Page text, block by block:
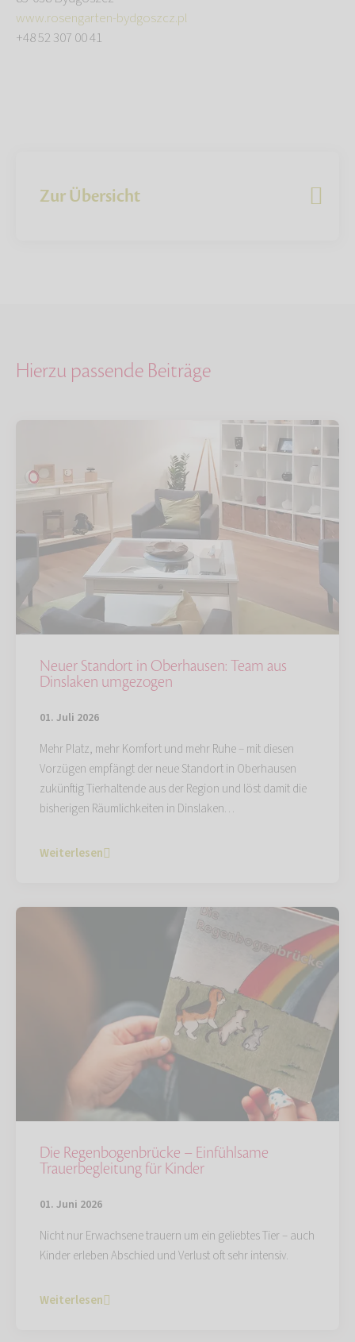
www.rosengarten-bydgoszcz.pl
+48 52 307 00 41
Zur Übersicht
Hierzu passende Beiträge
Neuer Standort in Oberhausen: Team aus
Dinslaken umgezogen
01. Juli 2026
Mehr Platz, mehr Komfort und mehr Ruhe – mit diesen
Vorzügen empfängt der neue Standort in Oberhausen
zukünftig Tierhaltende aus der Region und löst damit die
bisherigen Räumlichkeiten in Dinslaken…
Weiterlesen
Die Regenbogenbrücke – Einfühlsame
Trauerbegleitung für Kinder
01. Juni 2026
Nicht nur Erwachsene trauern um ein geliebtes Tier – auch
Kinder erleben Abschied und Verlust oft sehr intensiv.
Weiterlesen